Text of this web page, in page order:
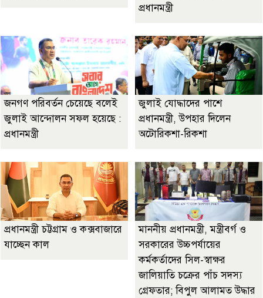
প্রধানমন্ত্রী
জনগণ পরিবর্তন চেয়েছে বলেই
জুলাই আন্দোলন সফল হয়েছে :
প্রধানমন্ত্রী
জুলাই যোদ্ধাদের পাশে
প্রধানমন্ত্রী, উপহার দিলেন
অটোরিকশা-রিকশা
প্রধানমন্ত্রী চট্টগ্রাম ও কক্সবাজারে
যাচ্ছেন কাল
মাননীয় প্রধানমন্ত্রী, মন্ত্রীবর্গ ও
সরকারের উচ্চপর্যায়ের
কর্মকর্তাদের সিল-স্বাক্ষর
জালিয়াতি চক্রের পাঁচ সদস্য
গ্রেফতার; বিপুল আলামত উদ্ধার